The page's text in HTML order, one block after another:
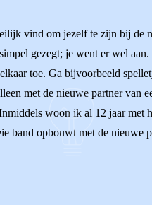
vind om jezelf te zijn bij de
gezegt; je went er wel
toe. Ga bijvoorbeeld
met de nieuwe partner van
woon ik al 12 jaar met
band opbouwt met de nieuwe